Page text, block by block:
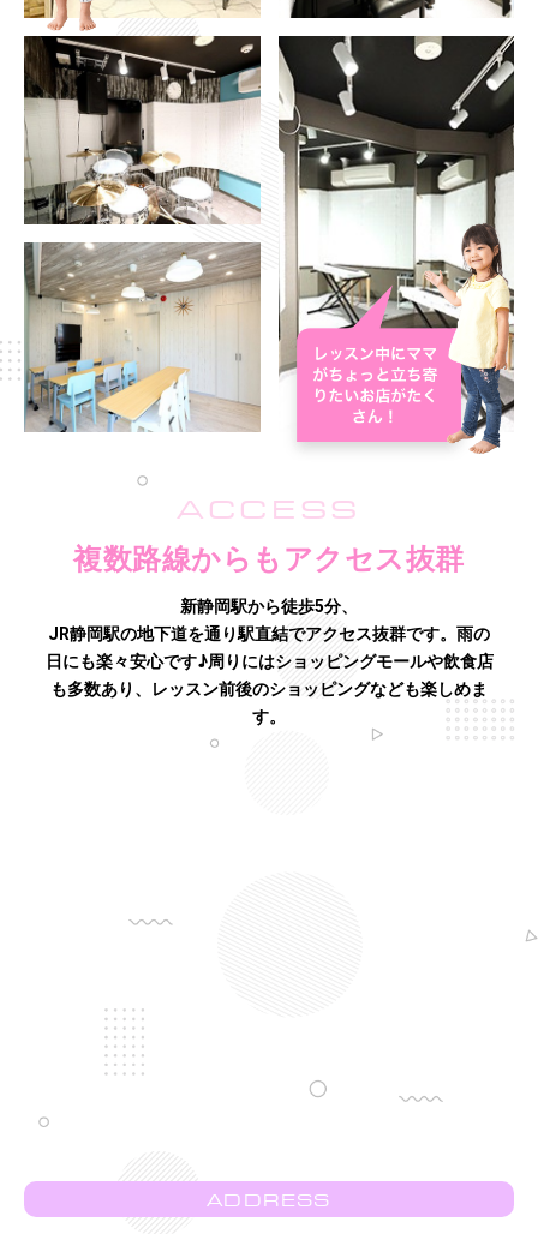
ACCESS
複数路線からもアクセス抜群
新静岡駅から徒歩5分、
JR静岡駅の地下道を通り駅直結でアクセス抜群です。雨の
日にも楽々安心です♪周りにはショッピングモールや飲食店
も多数あり、レッスン前後のショッピングなども楽しめま
す。
ADDRESS